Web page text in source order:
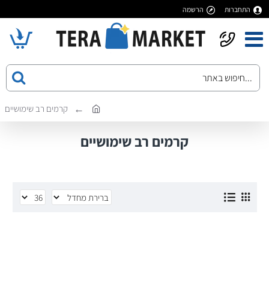
התחברות הרשמה
קרמים רב שימושיים
קרמים רב שימושיים